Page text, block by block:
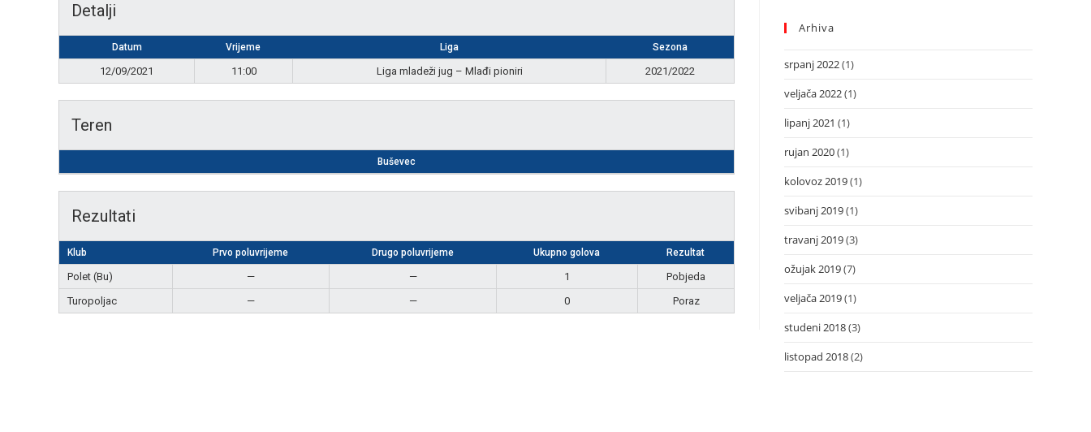
Detalji
Datum Vrijeme Liga Sezona
12/09/2021 11:00 Liga mladeži jug – Mlađi pioniri 2021/2022
Teren
Buševec
Rezultati
Klub Prvo poluvrijeme Drugo poluvrijeme Ukupno golova Rezultat
Polet (Bu) — — 1
Pobjeda
Turopoljac
— — 0 Poraz
Arhiva
srpanj 2022(1)
veljača 2022(1)
lipanj 2021 (1)
rujan 2020(1)
kolovoz 2019(1)
svibanj 2019(1)
travanj 2019(3)
ožujak 2019(7)
veljača 2019(1)
studeni 2018(3)
listopad 2018(2)